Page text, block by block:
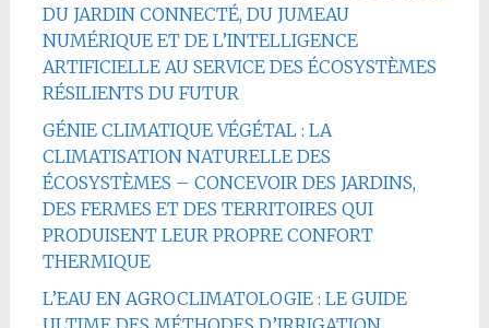
DU JARDIN CONNECTÉ, DU JUMEAU
NUMÉRIQUE ET DE L’INTELLIGENCE
ARTIFICIELLE AU SERVICE DES ÉCOSYSTÈMES
RÉSILIENTS DU FUTUR
GÉNIE CLIMATIQUE VÉGÉTAL : LA
CLIMATISATION NATURELLE DES
ÉCOSYSTÈMES – CONCEVOIR DES JARDINS,
DES FERMES ET DES TERRITOIRES QUI
PRODUISENT LEUR PROPRE CONFORT
THERMIQUE
L’EAU EN AGROCLIMATOLOGIE : LE GUIDE